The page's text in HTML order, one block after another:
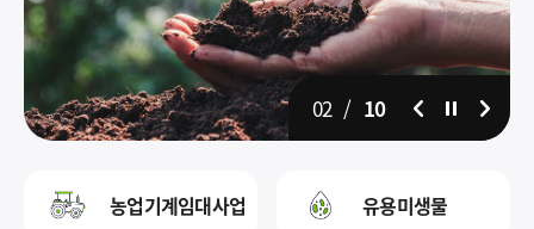
02 / 10 일시정지
농업기계임대사업 유용미생물